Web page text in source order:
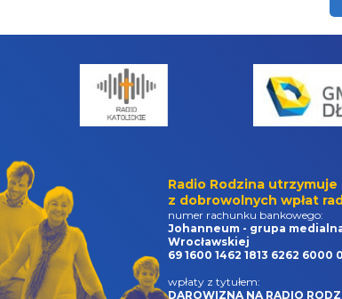
Radio Rodzina utrzymuje
z dobrowolnych wpłat
numer rachunku bankowego:
Johanneum - grupa
Wrocławskiej
69 1600 1462 1813 6262 6000
wpłaty z tytułem:
DAROWIZNA NA RADIO